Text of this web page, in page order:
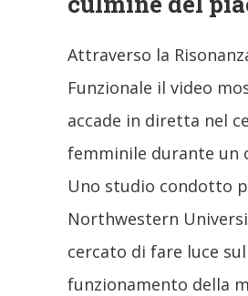
Attraverso la
Funzionale il video
accade in diretta nel
femminile durante un
Uno studio condotto
Northwestern
cercato di fare luce sul
funzionamento della